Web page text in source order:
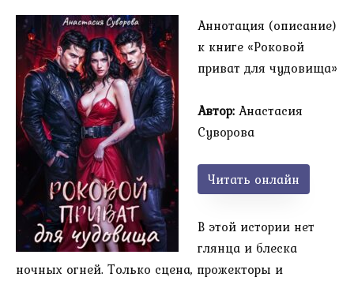
Аннотация (описание)
к книге «Роковой
приват для чудовища»
Автор: Анастасия
Суворова
Читать онлайн
В этой истории нет
глянца и блеска
ночных огней. Только сцена, прожекторы и